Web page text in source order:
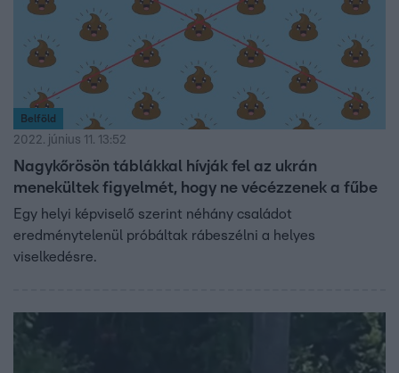
Belföld
2022. június 11. 13:52
Nagykőrösön táblákkal hívják fel az ukrán
menekültek figyelmét, hogy ne vécézzenek a fűbe
Egy helyi képviselő szerint néhány családot
eredménytelenül próbáltak rábeszélni a helyes
viselkedésre.